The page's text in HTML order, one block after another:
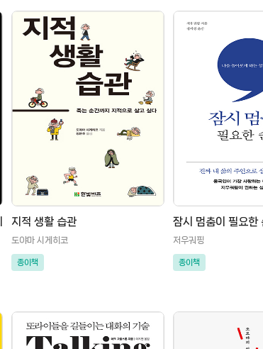
지적 생활 습관
도야마 시게히코
종이책
잠시 멈춤이 필요한
저우궈핑
종이책